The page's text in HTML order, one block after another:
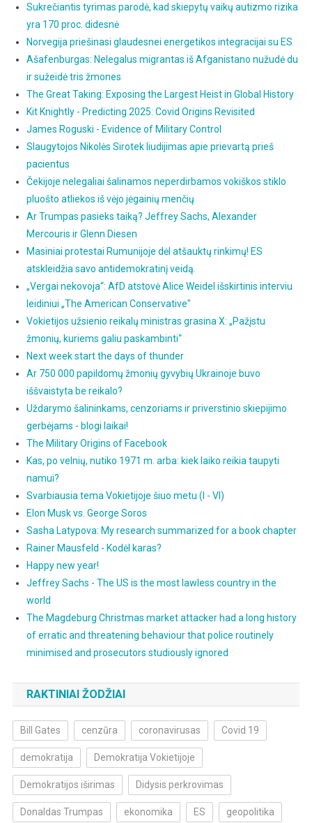
Sukrečiantis tyrimas parodė, kad skiepytų vaikų autizmo rizika
yra 170 proc. didesnė
Norvegija priešinasi glaudesnei energetikos integracijai su ES
Ašafenburgas: Nelegalus migrantas iš Afganistano nužudė du
ir sužeidė tris žmones
The Great Taking: Exposing the Largest Heist in Global History
Kit Knightly - Predicting 2025: Covid Origins Revisited
James Roguski - Evidence of Military Control
Slaugytojos Nikolės Sirotek liudijimas apie prievartą prieš
pacientus
Čekijoje nelegaliai šalinamos neperdirbamos vokiškos stiklo
pluošto atliekos iš vėjo jėgainių menčių
Ar Trumpas pasieks taiką? Jeffrey Sachs, Alexander
Mercouris ir Glenn Diesen
Masiniai protestai Rumunijoje dėl atšauktų rinkimų! ES
atskleidžia savo antidemokratinį veidą.
„Vergai nekovoja“: AfD atstovė Alice Weidel išskirtinis interviu
leidiniui „The American Conservative"
Vokietijos užsienio reikalų ministras grasina X: „Pažįstu
žmonių, kuriems galiu paskambinti“
Next week start the days of thunder
Ar 750 000 papildomų žmonių gyvybių Ukrainoje buvo
iššvaistyta be reikalo?
Uždarymo šalininkams, cenzoriams ir priverstinio skiepijimo
gerbėjams - blogi laikai!
The Military Origins of Facebook
Kas, po velnių, nutiko 1971 m. arba: kiek laiko reikia taupyti
namui?
Svarbiausia tema Vokietijoje šiuo metu (I - VI)
Elon Musk vs. George Soros
Sasha Latypova: My research summarized for a book chapter
Rainer Mausfeld - Kodėl karas?
Happy new year!
Jeffrey Sachs - The US is the most lawless country in the
world
The Magdeburg Christmas market attacker had a long history
of erratic and threatening behaviour that police routinely
minimised and prosecutors studiously ignored
RAKTINIAI ŽODŽIAI
Bill Gates cenzūra coronavirusas Covid 19
demokratija Demokratija Vokietijoje
Demokratijos iširimas Didysis perkrovimas
Donaldas Trumpas ekonomika ES geopolitika